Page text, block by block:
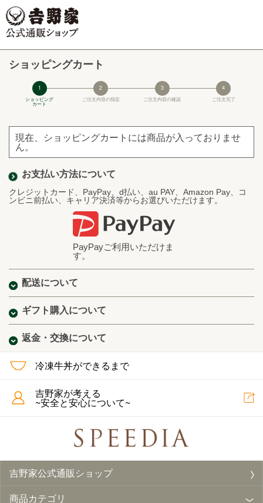
ショッピングカート
1
ショッピング
カート
2
ご注文内容の指定
3
ご注文内容の確認
4
ご注文完了
現在、ショッピングカートには商品が入っておりませ
ん。
お支払い方法について
クレジットカード、PayPay、d払い、au PAY、Amazon Pay、コ
ンビニ前払い、キャリア決済等からお選びいただけます。
PayPayご利用いただけま
す。
配送について
ギフト購入について
返金・交換について
冷凍牛丼ができるまで
吉野家が考える
~安全と安心について~
吉野家公式通販ショップ
商品カテゴリ